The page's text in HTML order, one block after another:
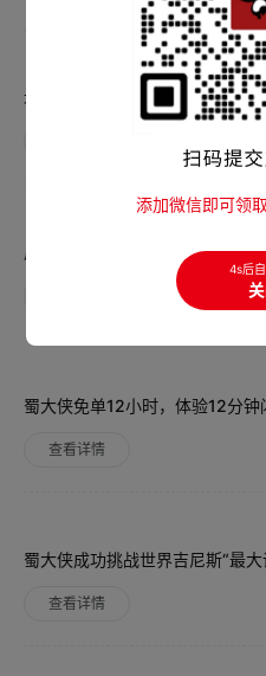
壕洒一百万，蜀大侠会员日诞生
周年雪山上吃火锅，招牌菜品“一
蜀大侠免单12小时，体验12分钟
查看详情
蜀大侠成功挑战世界吉尼斯“最
查看详情
添加微信即可领
4s后